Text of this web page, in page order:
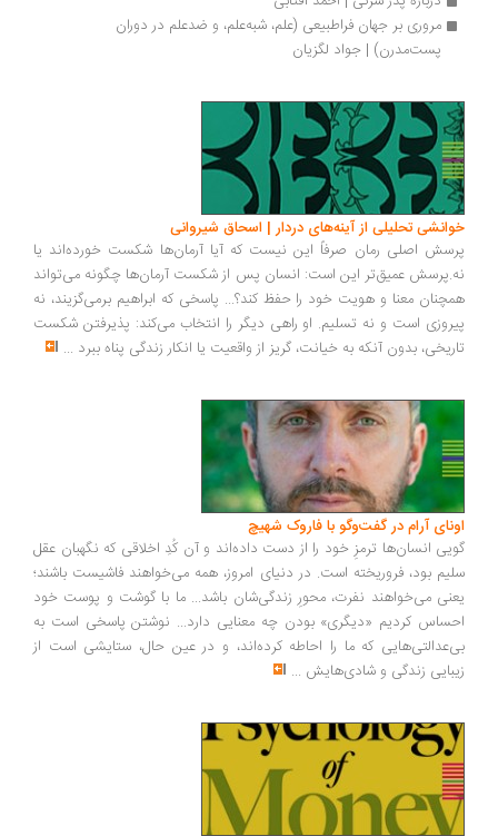
مروری بر جهان فراطبیعی (علم، شبه‌علم، و ضدعلم در دوران
پست‌مدرن) | جواد لگزیان
تحلیلی از آینه‌های دردار | اسحاق شیروانی
اصلی رمان صرفاً این نیست که آیا آرمان‌ها شکست خورده‌اند یا
عمیق‌تر این است: انسان پس از شکست آرمان‌ها چگونه می‌تواند
معنا و هویت خود را حفظ کند؟... پاسخی که ابراهیم برمی‌گزیند، نه
است و نه تسلیم. او راهی دیگر را انتخاب می‌کند: پذیرفتن شکست
بدون آنکه به خیانت، گریز از واقعیت یا انکار زندگی پناه ببرد...
آرام در گفت‌وگو با فاروک شهیچ‭
انسان‌ها ترمزِ خود را از دست داده‌اند و آن کُدِ اخلاقی که نگهبان عقل
بود، فروریخته است. در دنیای امروز، همه می‌خواهند فاشیست باشند؛
می‌خواهند نفرت، محورِ زندگی‌شان باشد... ما با گوشت و پوست خود
کردیم «دیگری» بودن چه معنایی دارد... نوشتن پاسخی است به
که ما را احاطه کرده‌اند، و در عین حال، ستایشی است از
زندگی و شادی‌هایش...